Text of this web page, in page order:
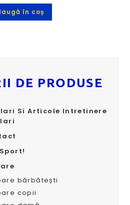
în coș
DE PRODUSE
Si Articole Intretinere
bărbătești
copii